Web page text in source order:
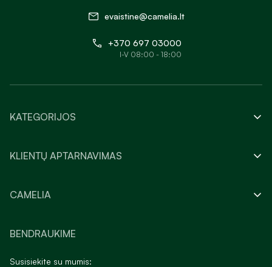
evaistine@camelia.lt
+370 697 03000
I-V 08:00 - 18:00
KATEGORIJOS
KLIENTŲ APTARNAVIMAS
CAMELIA
BENDRAUKIME
Susisiekite su mumis: